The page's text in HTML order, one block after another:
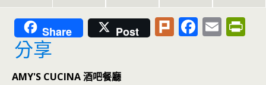
Share Post Pl F E
分享
AMY'S CUCINA 酒吧餐廳